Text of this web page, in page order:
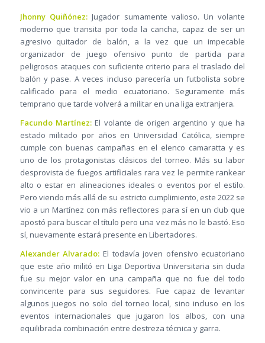
Jhonny Quiñónez:Jugador sumamente valioso. Un volante
moderno que transita por toda la cancha, capaz de ser un
agresivo quitador de balón, a la vez que un impecable
organizador de juego ofensivo punto de partida para
peligrosos ataques con suficiente criterio para el traslado del
balón y pase. A veces incluso parecería un futbolista sobre
calificado para el medio ecuatoriano. Seguramente más
temprano que tarde volverá a militar en una liga extranjera.
Facundo Martínez:El volante de origen argentino y que ha
estado militado por años en Universidad Católica, siempre
cumple con buenas campañas en el elenco camaratta y es
uno de los protagonistas clásicos del torneo. Más su labor
desprovista de fuegos artificiales rara vez le permite rankear
alto o estar en alineaciones ideales o eventos por el estilo.
Pero viendo más allá de su estricto cumplimiento, este 2022 se
vio a un Martínez con más reflectores para sí en un club que
apostó para buscar el título pero una vez más no le bastó. Eso
sí, nuevamente estará presente en Libertadores.
Alexander Alvarado: El todavía joven ofensivo ecuatoriano
que este año militó en Liga Deportiva Universitaria sin duda
fue su mejor valor en una campaña que no fue del todo
convincente para sus seguidores. Fue capaz de levantar
algunos juegos no solo del torneo local, sino incluso en los
eventos internacionales que jugaron los albos, con una
equilibrada combinación entre destreza técnica y garra.